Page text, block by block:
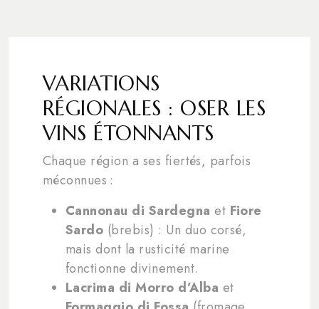
VARIATIONS
RÉGIONALES : OSER LES
VINS ÉTONNANTS
Chaque région a ses fiertés, parfois
méconnues :
Cannonau di Sardegna et Fiore
Sardo (brebis) : Un duo corsé,
mais dont la rusticité marine
fonctionne divinement.
Lacrima di Morro d’Alba et